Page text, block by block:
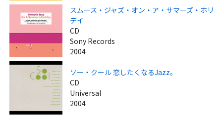
スムース・ジャズ・オン・ア・サマーズ・ホリ
デイ
CD
Sony Records
2004
ソー・クール 恋したくなるJazz。
CD
Universal
2004